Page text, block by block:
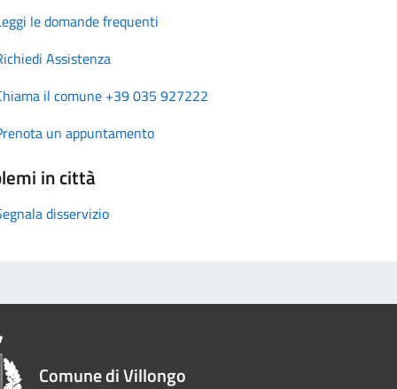
le domande frequenti
Assistenza
il comune +39 035 927222
un appuntamento
in città
disservizio
Comune di Villongo